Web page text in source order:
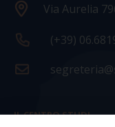
Via Aurelia
(+39)
IL CENTRO STUDI